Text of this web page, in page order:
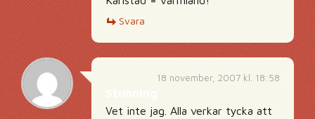
Svara
18 november, 2007 kl. 18:58
Vet inte jag. Alla verkar tycka att